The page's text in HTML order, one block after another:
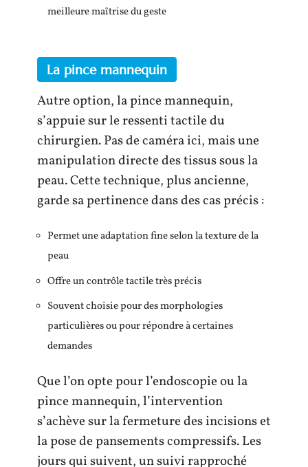
meilleure maîtrise du geste
La pince mannequin
Autre option, la pince mannequin,
s’appuie sur le ressenti tactile du
chirurgien. Pas de caméra ici, mais une
manipulation directe des tissus sous la
peau. Cette technique, plus ancienne,
garde sa pertinence dans des cas précis :
Permet une adaptation fine selon la texture de la
peau
Offre un contrôle tactile très précis
Souvent choisie pour des morphologies
particulières ou pour répondre à certaines
demandes
Que l’on opte pour l’endoscopie ou la
pince mannequin, l’intervention
s’achève sur la fermeture des incisions et
la pose de pansements compressifs. Les
jours qui suivent, un suivi rapproché